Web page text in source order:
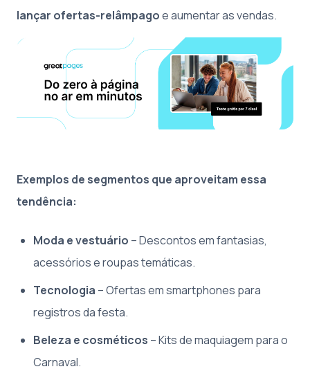
lançar ofertas-relâmpagoe aumentar as vendas.
Exemplos de segmentos que aproveitam essa
tendência:
Moda e vestuário – Descontos em fantasias,
acessórios e roupas temáticas.
Tecnologia – Ofertas em smartphones para
registros da festa.
Beleza e cosméticos – Kits de maquiagem para o
Carnaval.